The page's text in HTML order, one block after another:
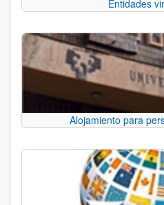
Entidades
Alojamiento para